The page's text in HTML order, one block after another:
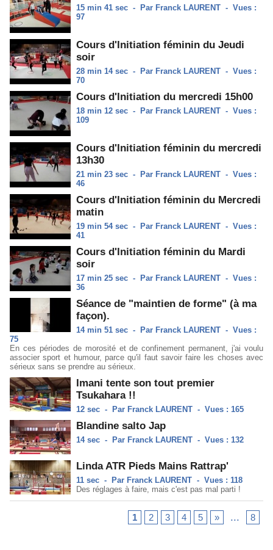
15 min 41 sec- Par Franck LAURENT- Vues :
97
Cours d'Initiation féminin du Jeudi
soir
28 min 14 sec- Par Franck LAURENT- Vues :
70
Cours d'Initiation du mercredi 15h00
18 min 12 sec- Par Franck LAURENT- Vues :
109
Cours d'Initiation féminin du mercredi
13h30
21 min 23 sec- Par Franck LAURENT- Vues :
46
Cours d'Initiation féminin du Mercredi
matin
19 min 54 sec- Par Franck LAURENT- Vues :
41
Cours d'Initiation féminin du Mardi
soir
17 min 25 sec- Par Franck LAURENT- Vues :
36
Séance de "maintien de forme" (à ma
façon).
14 min 51 sec- Par Franck LAURENT- Vues :
75
En ces périodes de morosité et de confinement permanent, j'ai voulu
associer sport et humour, parce qu'il faut savoir faire les choses avec
sérieux sans se prendre au sérieux.
Imani tente son tout premier
Tsukahara !!
12 sec- Par Franck LAURENT- Vues : 165
Blandine salto Jap
14 sec- Par Franck LAURENT- Vues : 132
Linda ATR Pieds Mains Rattrap'
11 sec- Par Franck LAURENT- Vues : 118
Des réglages à faire, mais c'est pas mal parti !
1 2 3 4 5 » ... 8